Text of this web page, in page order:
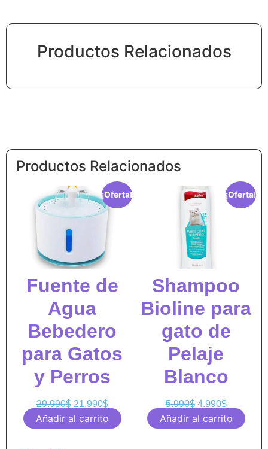
Productos Relacionados
Productos Relacionados
¡Oferta!
Fuente de
Agua
Bebedero
para Gatos
y Perros
29.990$ 21.990$
Añadir al carrito
¡Oferta!
Shampoo
Bioline para
gato de
Pelaje
Blanco
5.990$ 4.990$
Añadir al carrito